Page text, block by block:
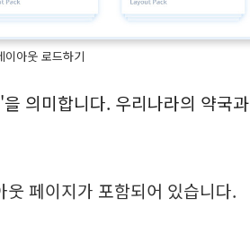
아웃 로드하기
의미합니다. 우리나라의 약국과
페이지가 포함되어 있습니다.